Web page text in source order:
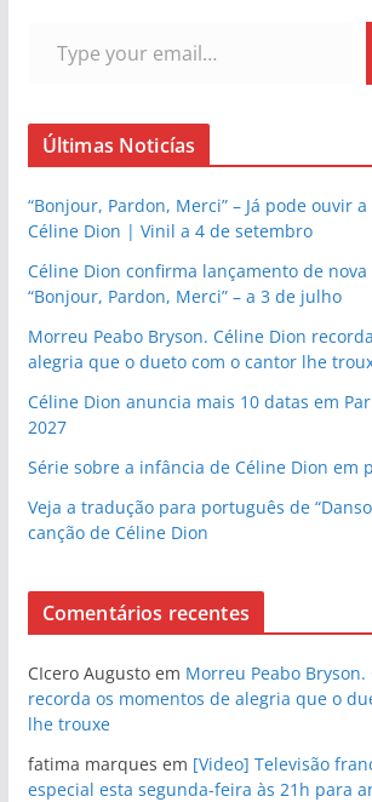
Últimas Noticías
“Bonjour, Pardon, Merci” – Já pode ouvir
Céline Dion | Vinil a 4 de setembro
Céline Dion confirma lançamento de nova
“Bonjour, Pardon, Merci” – a 3 de julho
Morreu Peabo Bryson. Céline Dion
alegria que o dueto com o cantor lhe
Céline Dion anuncia mais 10 datas em
2027
Série sobre a infância de Céline Dion em
Veja a tradução para português de
canção de Céline Dion
Comentários recentes
CIcero Augustoem Morreu Peabo Bryson.
recorda os momentos de alegria que o
lhe trouxe
fatima marques em [Video] Televisão
especial esta segunda-feira às 21h para